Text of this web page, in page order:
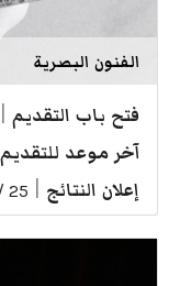
الفنون البصرية
فتح باب التقديم
آخر موعد للتقديم
إعلان النتائج 25 / 8 / 2026